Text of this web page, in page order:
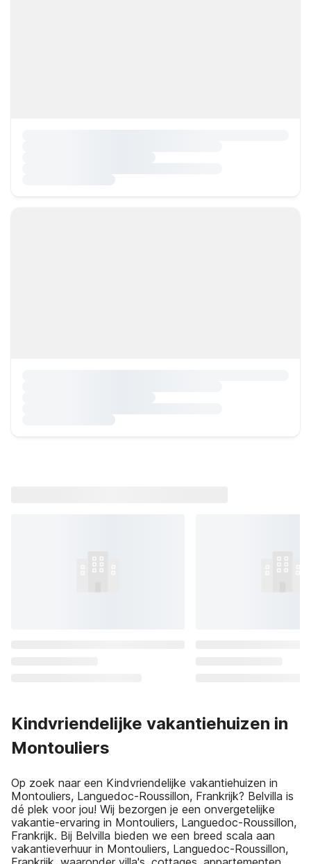
Kindvriendelijke vakantiehuizen in
Montouliers
Op zoek naar een Kindvriendelijke vakantiehuizen in
Montouliers, Languedoc-Roussillon, Frankrijk? Belvilla is
dé plek voor jou! Wij bezorgen je een onvergetelijke
vakantie-ervaring in Montouliers, Languedoc-Roussillon,
Frankrijk. Bij Belvilla bieden we een breed scala aan
vakantieverhuur in Montouliers, Languedoc-Roussillon,